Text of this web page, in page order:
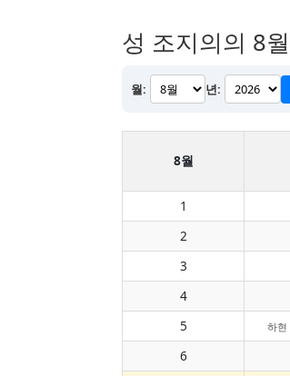
성 조지의의 8
월: 년:
8월
1
2
3
4
5
하현
6